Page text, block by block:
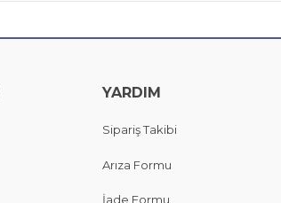
YARDIM
Sipariş Takibi
Arıza Formu
İade Formu